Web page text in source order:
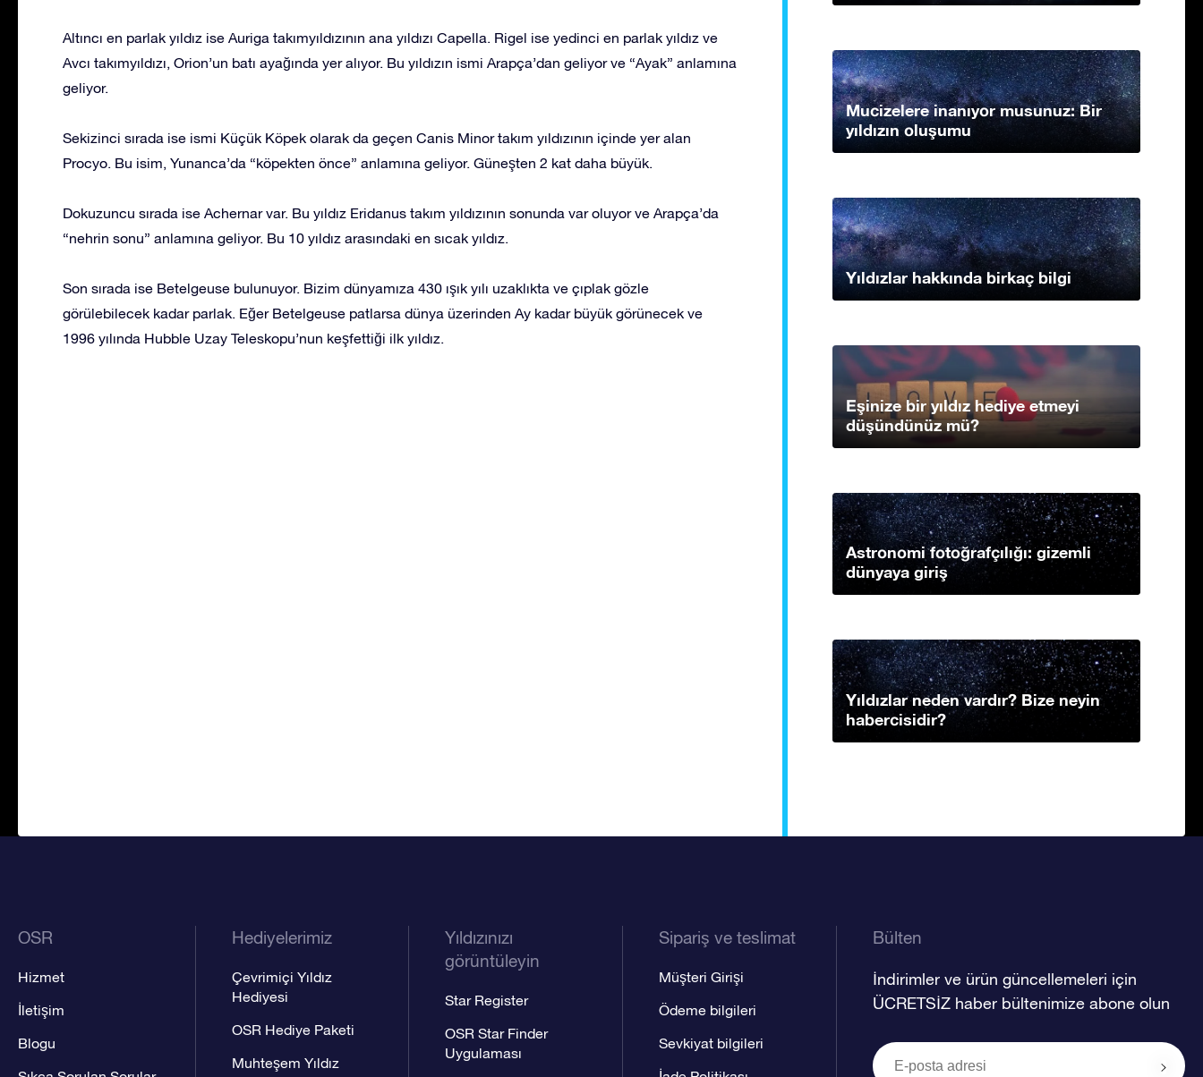
Altıncı en parlak yıldız ise Auriga takımyıldızının ana yıldızı Capella. Rigel ise yedinci en parlak yıldız ve
Avcı takımyıldızı, Orion’un batı ayağında yer alıyor. Bu yıldızın ismi Arapça’dan geliyor ve “Ayak” anlamına
geliyor.
Sekizinci sırada ise ismi Küçük Köpek olarak da geçen Canis Minor takım yıldızının içinde yer alan
Procyo. Bu isim, Yunanca’da “köpekten önce” anlamına geliyor. Güneşten 2 kat daha büyük.
Dokuzuncu sırada ise Achernar var. Bu yıldız Eridanus takım yıldızının sonunda var oluyor ve Arapça’da
“nehrin sonu” anlamına geliyor. Bu 10 yıldız arasındaki en sıcak yıldız.
Son sırada ise Betelgeuse bulunuyor. Bizim dünyamıza 430 ışık yılı uzaklıkta ve çıplak gözle
görülebilecek kadar parlak. Eğer Betelgeuse patlarsa dünya üzerinden Ay kadar büyük görünecek ve
1996 yılında Hubble Uzay Teleskopu’nun keşfettiği ilk yıldız.
Mucizelere inanıyor musunuz: Bir
yıldızın oluşumu
Yıldızlar hakkında birkaç bilgi
Eşinize bir yıldız hediye etmeyi
düşündünüz mü?
Astronomi fotoğrafçılığı: gizemli
dünyaya giriş
Yıldızlar neden vardır? Bize neyin
habercisidir?
OSR
Hizmet
İletişim
Blogu
Hediyelerimiz
Çevrimiçi Yıldız
Hediyesi
OSR Hediye Paketi
Muhteşem Yıldız
Yıldızınızı
görüntüleyin
Star Register
OSR Star Finder
Uygulaması
Sipariş ve teslimat
Müşteri Girişi
Ödeme bilgileri
Sevkiyat bilgileri
Bülten
İndirimler ve ürün güncellemeleri için
ÜCRETSİZ haber bültenimize abone olun